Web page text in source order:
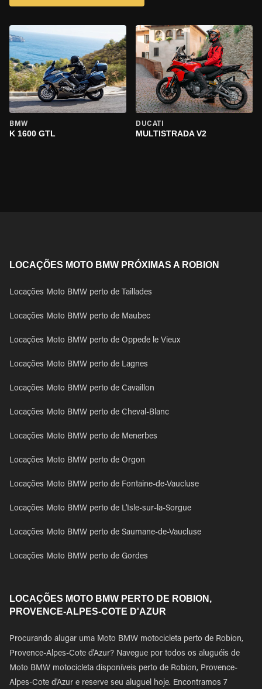
BMW
K 1600 GTL
DUCATI
MULTISTRADA V2
LOCAÇÕES MOTO BMW PRÓXIMAS A ROBION
Locações Moto BMW perto de Taillades
Locações Moto BMW perto de Maubec
Locações Moto BMW perto de Oppede le Vieux
Locações Moto BMW perto de Lagnes
Locações Moto BMW perto de Cavaillon
Locações Moto BMW perto de Cheval-Blanc
Locações Moto BMW perto de Menerbes
Locações Moto BMW perto de Orgon
Locações Moto BMW perto de Fontaine-de-Vaucluse
Locações Moto BMW perto de L'Isle-sur-la-Sorgue
Locações Moto BMW perto de Saumane-de-Vaucluse
Locações Moto BMW perto de Gordes
LOCAÇÕES MOTO BMW PERTO DE ROBION,
PROVENCE-ALPES-COTE D'AZUR
Procurando alugar uma Moto BMW motocicleta perto de Robion,
Provence-Alpes-Cote d'Azur? Navegue por todos os aluguéis de
Moto BMW motocicleta disponíveis perto de Robion, Provence-
Alpes-Cote d'Azur e reserve seu aluguel hoje. Encontramos 7